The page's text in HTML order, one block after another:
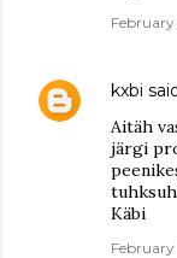
February
kxbi
Aitäh
järgi
Käbi
February